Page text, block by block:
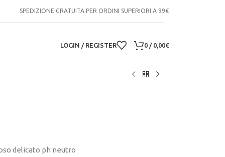
SPEDIZIONE GRATUITA PER ORDINI SUPERIORI A 99€
LOGIN / REGISTER 0 / 0,00€
delicato ph neutro